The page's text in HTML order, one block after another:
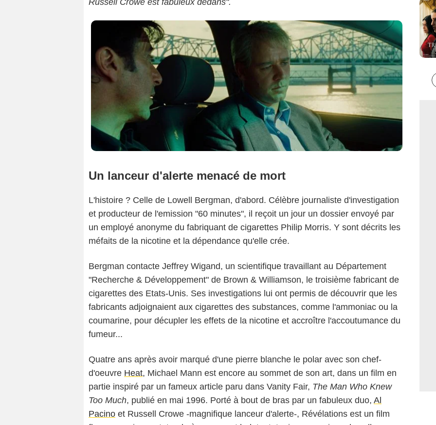
Russell Crowe est fabuleux dedans".
Un lanceur d'alerte menacé de mort
L'histoire ? Celle de Lowell Bergman, d'abord. Célèbre journaliste d'investigation
et producteur de l'emission "60 minutes", il reçoit un jour un dossier envoyé par
un employé anonyme du fabriquant de cigarettes Philip Morris. Y sont décrits les
méfaits de la nicotine et la dépendance qu'elle crée.
Bergman contacte Jeffrey Wigand, un scientifique travaillant au Département
"Recherche & Développement" de Brown & Williamson, le troisième fabricant de
cigarettes des Etats-Unis. Ses investigations lui ont permis de découvrir que les
fabricants adjoignaient aux cigarettes des substances, comme l'ammoniac ou la
coumarine, pour décupler les effets de la nicotine et accroître l'accoutumance du
fumeur...
Quatre ans après avoir marqué d'une pierre blanche le polar avec son chef-
d'oeuvre Heat, Michael Mann est encore au sommet de son art, dans un film en
partie inspiré par un fameux article paru dans Vanity Fair, The Man Who Knew
Too Much, publié en mai 1996. Porté à bout de bras par un fabuleux duo, Al
Pacino et Russell Crowe -magnifique lanceur d'alerte-, Révélations est un film